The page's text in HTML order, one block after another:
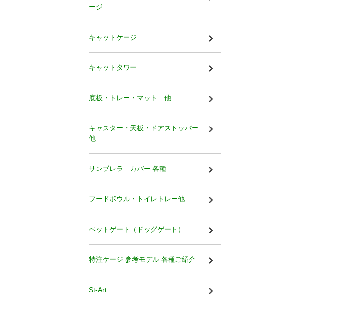
ージ
キャットケージ
キャットタワー
底板・トレー・マット 他
キャスター・天板・ドアストッパー
他
サンブレラ カバー 各種
フードボウル・トイレトレー他
ペットゲート（ドッグゲート）
特注ケージ 参考モデル 各種ご紹介
St-Art